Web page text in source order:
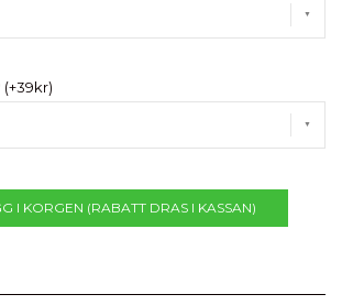
I KORGEN (RABATT DRAS I KASSAN)